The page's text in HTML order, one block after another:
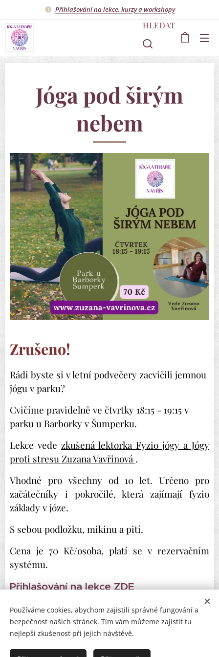
Přihlašování na lekce, kurzy a workshopy
HLEDAT
Jóga pod širým
nebem
Zrušeno!
Rádi byste si v letní podvečery zacvičili jemnou
jógu v parku?
Cvičíme pravidelně ve čtvrtky 18:15 - 19:15 v
parku u Barborky v Šumperku.
Lekce vede zkušená lektorka Fyzio jógy a Jógy
proti stresu Zuzana Vavřinová .
Vhodné pro všechny od 10 let. Určeno pro
začátečníky i pokročilé, která zajímají fyzio
základy v józe.
S sebou podložku, mikinu a pití.
Cena je 70 Kč/osoba, platí se v rezervačním
systému.
Přihlašování na lekce ZDE
Používáme cookies, abychom zajistili správné fungování a
bezpečnost našich stránek. Tím vám můžeme zajistit tu
nejlepší zkušenost při jejich návštěvě.